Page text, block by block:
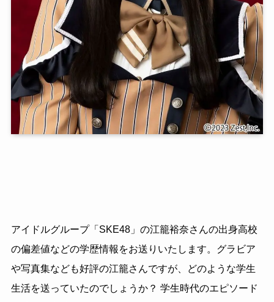
アイドルグループ「SKE48」の江籠裕奈さんの出身高校
の偏差値などの学歴情報をお送りいたします。グラビア
や写真集なども好評の江籠さんですが、どのような学生
生活を送っていたのでしょうか？ 学生時代のエピソード